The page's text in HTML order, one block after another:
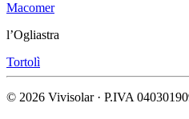
Macomer
l’Ogliastra
Tortolì
© 2026 Vivisolar · P.IVA